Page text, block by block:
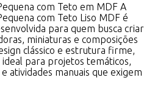
com Teto em MDF A
com Teto Liso MDF é
para quem busca criar
miniaturas e composições
clássico e estrutura firme,
para projetos temáticos,
atividades manuais que exigem